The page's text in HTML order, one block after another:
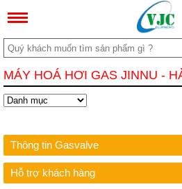
MÁY HOÁ HƠI GAS JINNU -
Thông tin Gasvalve
Hỗ trợ khách hàng